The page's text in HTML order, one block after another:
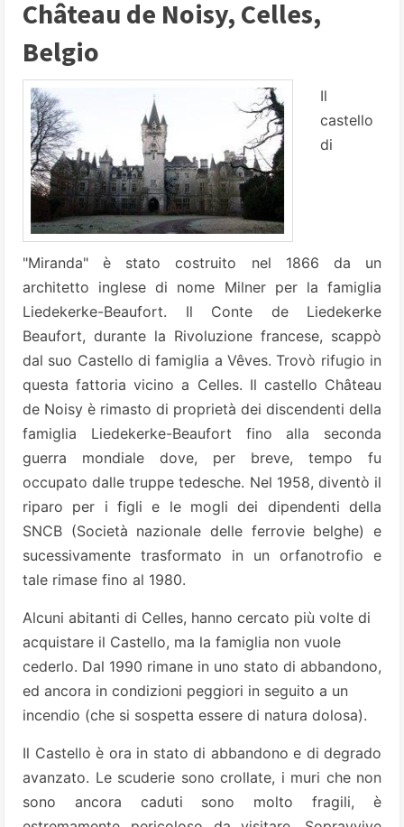
Château de Noisy, Celles,
Belgio
Il
castello
di
"Miranda" è stato costruito nel 1866 da un
architetto inglese di nome Milner per la famiglia
Liedekerke-Beaufort. Il Conte de Liedekerke
Beaufort, durante la Rivoluzione francese, scappò
dal suo Castello di famiglia a Vêves. Trovò rifugio in
questa fattoria vicino a Celles. Il castello Château
de Noisy è rimasto di proprietà dei discendenti della
famiglia Liedekerke-Beaufort fino alla seconda
guerra mondiale dove, per breve, tempo fu
occupato dalle truppe tedesche. Nel 1958, diventò il
riparo per i figli e le mogli dei dipendenti della
SNCB (Società nazionale delle ferrovie belghe) e
sucessivamente trasformato in un orfanotrofio e
tale rimase fino al 1980.
Alcuni abitanti di Celles, hanno cercato più volte di
acquistare il Castello, ma la famiglia non vuole
cederlo. Dal 1990 rimane in uno stato di abbandono,
ed ancora in condizioni peggiori in seguito a un
incendio (che si sospetta essere di natura dolosa).
Il Castello è ora in stato di abbandono e di degrado
avanzato. Le scuderie sono crollate, i muri che non
sono ancora caduti sono molto fragili, è